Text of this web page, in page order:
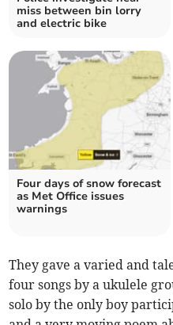
miss between bin lorry
and electric bike
Four days of snow forecast
as Met Office issues
warnings
They gave a varied and
four songs by a ukulele
solo by the only boy